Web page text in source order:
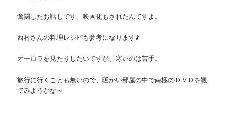
奮闘したお話しです。映画化もされたんですよ。
西村さんの料理レシピも参考になります♪
オーロラを見たりしたいですが、寒いのは苦手。
旅行に行くことも無いので、暖かい部屋の中で南極のＤＶＤを観
てみようかな～